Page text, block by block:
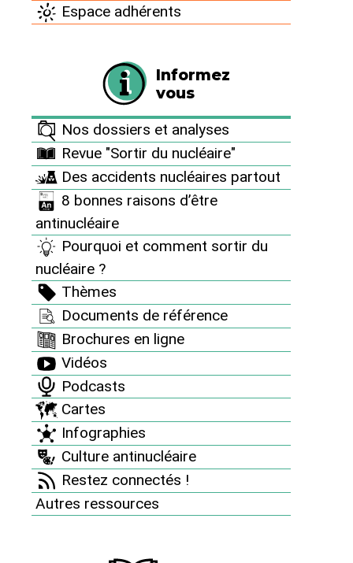
Espace adhérents
Informez
vous
Nos dossiers et analyses
Revue "Sortir du nucléaire"
Des accidents nucléaires partout
8 bonnes raisons d’être
antinucléaire
Pourquoi et comment sortir du
nucléaire ?
Thèmes
Documents de référence
Brochures en ligne
Vidéos
Podcasts
Cartes
Infographies
Culture antinucléaire
Restez connectés !
Autres ressources
reconnues par
la justice
Communiqué de presse
du Réseau "Sortir du
nucléaire" et des
associations Stop
Golfech-VSDNG, Les
Amis de la Terre Midi-
Pyrénées, France
Nature Environnement
82, SEPANLOG, France
Nature Environnement
Midi-Pyrénées,
Association Française
des Malades de la
Thyroïde